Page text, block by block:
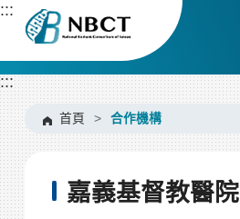
跳
要
內
容
區
塊
:::
:::
首頁 > 合作機構
嘉義基督教醫院